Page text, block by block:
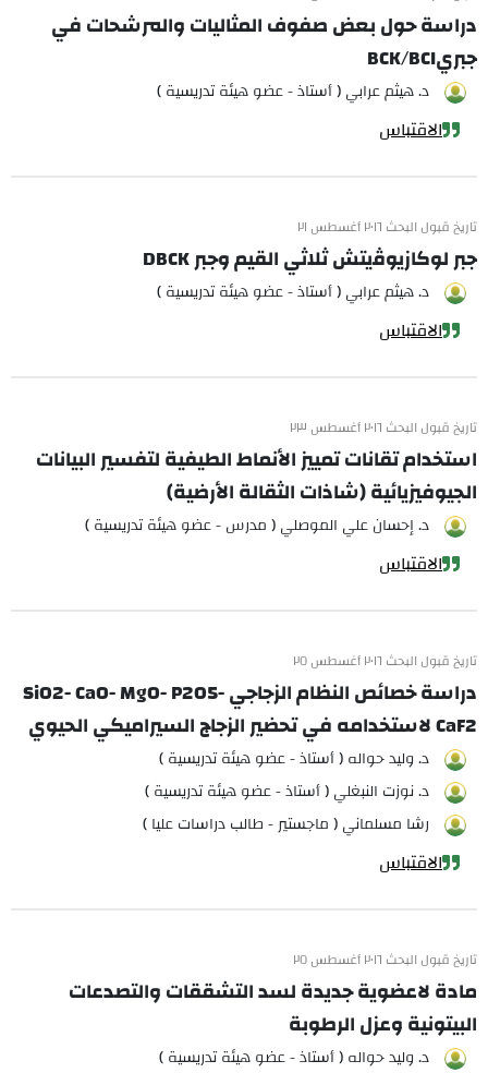
دراسة حول بعض صفوف المثاليات والمرشحات في
جبريBCK/BCI
د. هيثم عرابي ( أستاذ - عضو هيئة تدريسية )
الاقتباس
تاريخ قبول البحث ٢٠١٦ أغسطس ٢١
جبر لوكازيوﭬيتش ثلاثي القيم وجبر DBCK
د. هيثم عرابي ( أستاذ - عضو هيئة تدريسية )
الاقتباس
تاريخ قبول البحث ٢٠١٦ أغسطس ٢٣
استخدام تقانات تمييز الأنماط الطيفية لتفسير البيانات
الجيوفيزيائية (شاذات الثقالة الأرضية)
د. إحسان علي الموصلي ( مدرس - عضو هيئة تدريسية )
الاقتباس
تاريخ قبول البحث ٢٠١٦ أغسطس ٢٥
دراسة خصائص النظام الزجاجي SiO2- CaO- MgO- P2O5-
CaF2 لاستخدامه في تحضير الزجاج السيراميكي الحيوي
د. وليد حواله ( أستاذ - عضو هيئة تدريسية )
د. نوزت النبغلي ( أستاذ - عضو هيئة تدريسية )
رشا مسلماني ( ماجستير - طالب دراسات عليا )
الاقتباس
تاريخ قبول البحث ٢٠١٦ أغسطس ٢٥
مادة لاعضوية جديدة لسد التشققات والتصدعات
البيتونية وعزل الرطوبة
د. وليد حواله ( أستاذ - عضو هيئة تدريسية )